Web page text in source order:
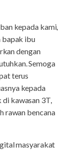
kepada kami,
bapak ibu
dengan
Semoga
terus
kepada
kawasan 3T,
rawan bencana
masyarakat